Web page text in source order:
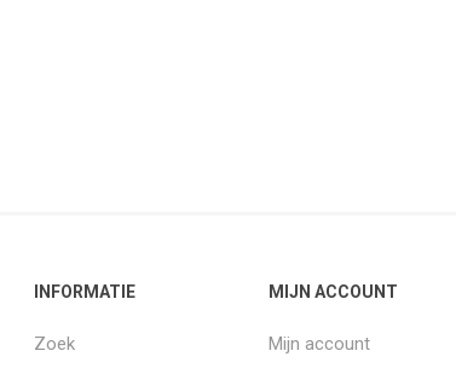
INFORMATIE
Zoek
MIJN ACCOUNT
Mijn account